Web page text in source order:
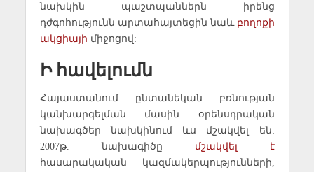
նախկին պաշտպաններն իրենց
դժգոհությունն արտահայտեցին նաև բողոքի
ակցիայի միջոցով:
Ի հավելումն
Հայաստանում ընտանեկան բռնության
կանխարգելման մասին օրենսդրական
նախագծեր նախկինում ևս մշակվել են:
2007թ. նախագիծը մշակվել է
հասարակական կազմակերպությունների,